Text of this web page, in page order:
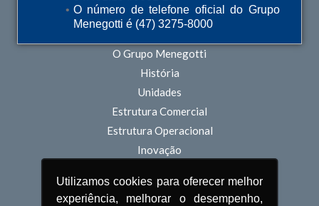
O número de telefone oficial do Grupo
Menegotti é (47) 3275-8000
Utilizamos cookies para oferecer melhor
experiência, melhorar o desempenho,
QUEM SOMOS
O Grupo Menegotti
História
Unidades
Estrutura Comercial
Estrutura Operacional
Inovação
Pessoas